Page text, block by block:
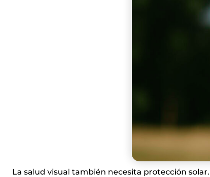
La salud visual también necesita protección